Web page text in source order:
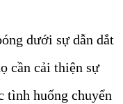
dưới sự dẫn dắt
cần cải thiện sự
tình huống chuyển